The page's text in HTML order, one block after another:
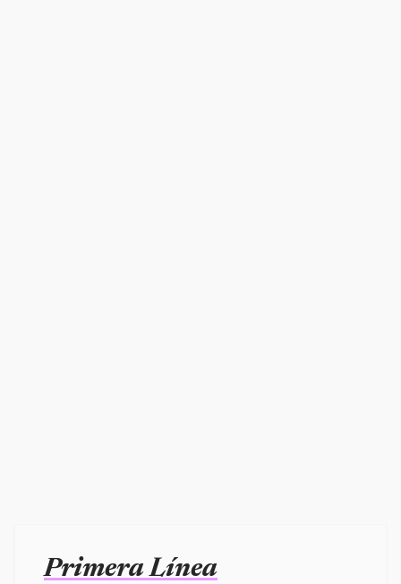
Primera Línea